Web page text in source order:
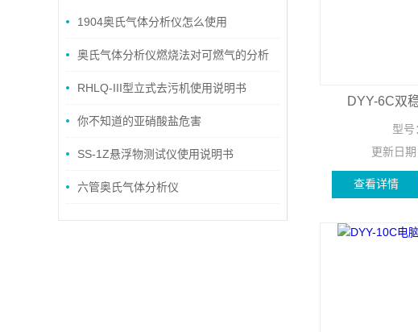
1904奥氏气体分析仪怎么使用
奥氏气体分析仪燃烧法对可燃气的分析
RHLQ-III型立式去污机使用说明书
你不知道的亚硝酸盐危害
SS-1Z悬浮物测试仪使用说明书
六管奥氏气体分析仪
DYY-6C双
型号
更新日期
查看详情